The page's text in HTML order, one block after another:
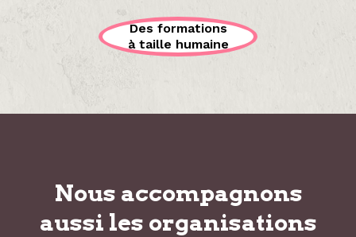
Des formations
à taille humaine
Nous accompagnons
aussi les organisations